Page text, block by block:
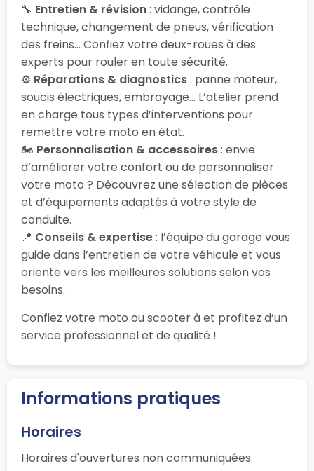
🔧 Entretien & révision: vidange, contrôle
technique, changement de pneus, vérification
des freins… Confiez votre deux-roues à des
experts pour rouler en toute sécurité.
⚙️ Réparations & diagnostics: panne moteur,
soucis électriques, embrayage… L’atelier prend
en charge tous types d’interventions pour
remettre votre moto en état.
🏍️ Personnalisation & accessoires: envie
d’améliorer votre confort ou de personnaliser
votre moto ? Découvrez une sélection de pièces
et d’équipements adaptés à votre style de
conduite.
📍 Conseils & expertise: l’équipe du garage vous
guide dans l’entretien de votre véhicule et vous
oriente vers les meilleures solutions selon vos
besoins.
Confiez votre moto ou scooter àet profitez d’un
service professionnel et de qualité !
Informations pratiques
Horaires
Horaires d'ouvertures non communiquées.